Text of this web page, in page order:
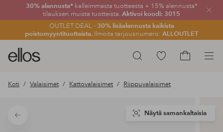
30% alennusta*kalleimmasta tuotteesta + 15% alennusta*
tilauksen muista tuotteista. Aktivoi koodi: 3015
OUTLET DEAL -30% lisäalennusta kaikista
poistomyyntituotteista. Ilmoita tarjousnumero: ALLOUTLET
Sulje
Hae
Ellos-
logo
siirry
Siirry
Koti Valaisimet Kattovalaisimet Riippuvalaisimet
Takaisin
Näytä samankaltaisia